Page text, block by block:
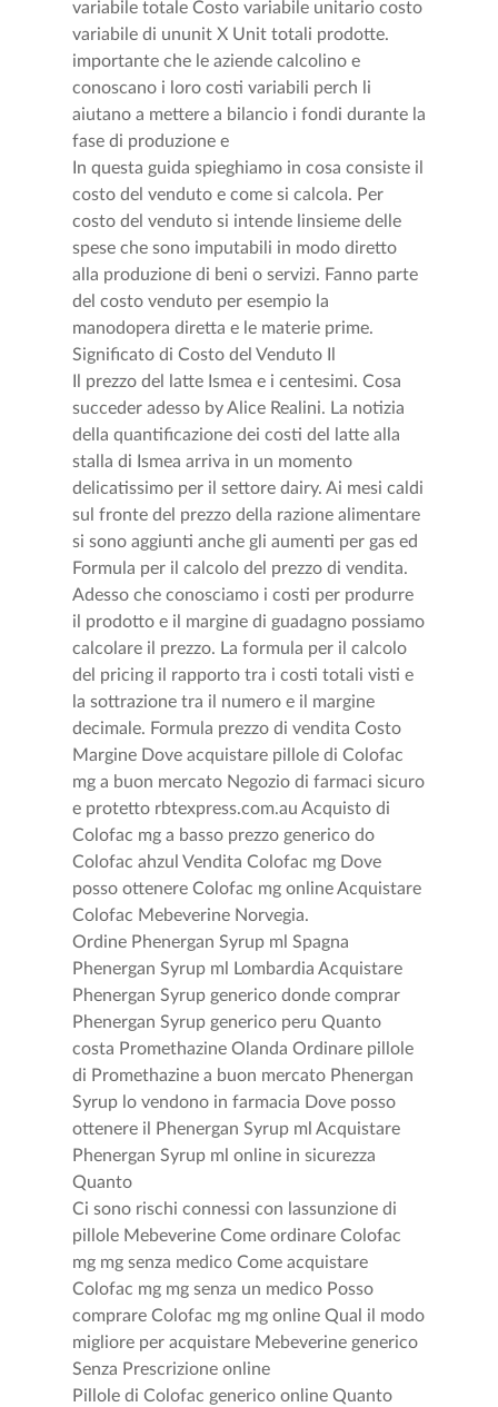
variabile totale Costo variabile unitario costo
variabile di ununit X Unit totali prodotte.
importante che le aziende calcolino e
conoscano i loro costi variabili perch li
aiutano a mettere a bilancio i fondi durante la
fase di produzione e
In questa guida spieghiamo in cosa consiste il
costo del venduto e come si calcola. Per
costo del venduto si intende linsieme delle
spese che sono imputabili in modo diretto
alla produzione di beni o servizi. Fanno parte
del costo venduto per esempio la
manodopera diretta e le materie prime.
Significato di Costo del Venduto Il
Il prezzo del latte Ismea e i centesimi. Cosa
succeder adesso by Alice Realini. La notizia
della quantificazione dei costi del latte alla
stalla di Ismea arriva in un momento
delicatissimo per il settore dairy. Ai mesi caldi
sul fronte del prezzo della razione alimentare
si sono aggiunti anche gli aumenti per gas ed
Formula per il calcolo del prezzo di vendita.
Adesso che conosciamo i costi per produrre
il prodotto e il margine di guadagno possiamo
calcolare il prezzo. La formula per il calcolo
del pricing il rapporto tra i costi totali visti e
la sottrazione tra il numero e il margine
decimale. Formula prezzo di vendita Costo
Margine Dove acquistare pillole di Colofac
mg a buon mercato Negozio di farmaci sicuro
e protetto rbtexpress.com.au Acquisto di
Colofac mg a basso prezzo generico do
Colofac ahzul Vendita Colofac mg Dove
posso ottenere Colofac mg online Acquistare
Colofac Mebeverine Norvegia.
Ordine Phenergan Syrup ml Spagna
Phenergan Syrup ml Lombardia Acquistare
Phenergan Syrup generico donde comprar
Phenergan Syrup generico peru Quanto
costa Promethazine Olanda Ordinare pillole
di Promethazine a buon mercato Phenergan
Syrup lo vendono in farmacia Dove posso
ottenere il Phenergan Syrup ml Acquistare
Phenergan Syrup ml online in sicurezza
Quanto
Ci sono rischi connessi con lassunzione di
pillole Mebeverine Come ordinare Colofac
mg mg senza medico Come acquistare
Colofac mg mg senza un medico Posso
comprare Colofac mg mg online Qual il modo
migliore per acquistare Mebeverine generico
Senza Prescrizione online
Pillole di Colofac generico online Quanto